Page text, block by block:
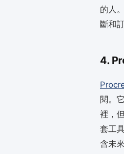
的人。
斷和
4.
閱。
裡，
套工
含未